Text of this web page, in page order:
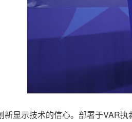
新显示技术的信心。部署于VAR